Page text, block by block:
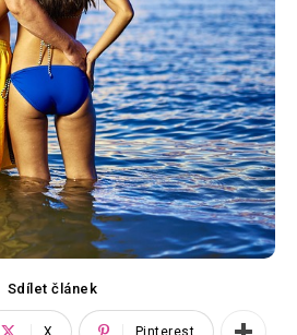
Sdílet článek